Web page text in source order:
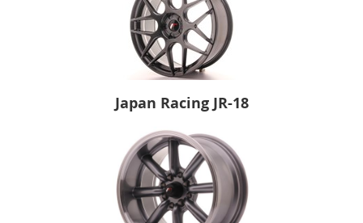
Japan Racing JR-18